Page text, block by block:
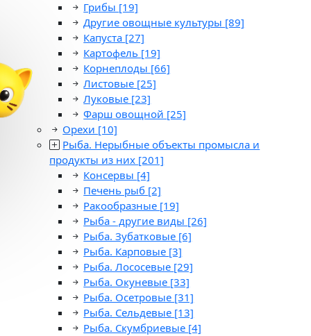
Грибы [19]
Другие овощные культуры [89]
Капуста [27]
Картофель [19]
Корнеплоды [66]
Листовые [25]
Луковые [23]
Фарш овощной [25]
Орехи [10]
Рыба. Нерыбные объекты промысла и
продукты из них [201]
Консервы [4]
Печень рыб [2]
Ракообразные [19]
Рыба - другие виды [26]
Рыба. Зубатковые [6]
Рыба. Карповые [3]
Рыба. Лососевые [29]
Рыба. Окуневые [33]
Рыба. Осетровые [31]
Рыба. Сельдевые [13]
Рыба. Скумбриевые [4]